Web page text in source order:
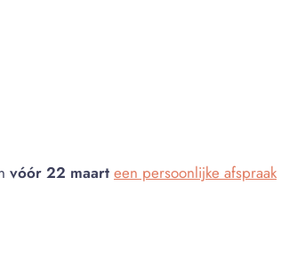
vóór 22 maart een persoonlijke afspraak